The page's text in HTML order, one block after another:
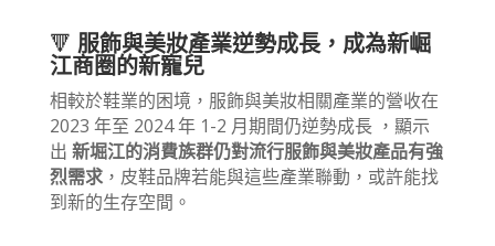
🔻 服飾與美妝產業逆勢成長，成為新崛
江商圈的新寵兒
相較於鞋業的困境，服飾與美妝相關產業的營收在
2023 年至 2024 年 1-2 月期間仍逆勢成長 ，顯示
出 新堀江的消費族群仍對流行服飾與美妝產品有強
烈需求，皮鞋品牌若能與這些產業聯動，或許能找
到新的生存空間。